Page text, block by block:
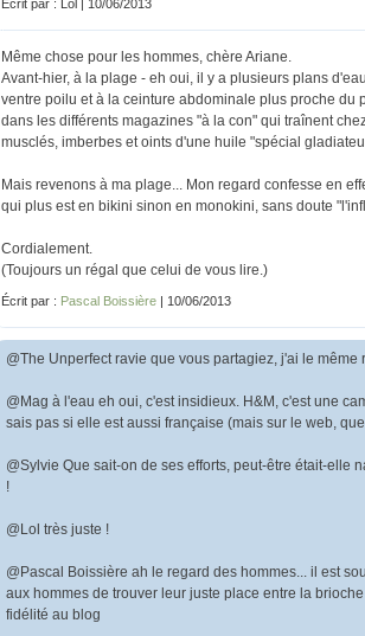
Écrit par : Lol | 10/06/2013
Même chose pour les hommes, chère Ariane.
Avant-hier, à la plage - eh oui, il y a plusieurs plans
ventre poilu et à la ceinture abdominale plus proche du
dans les différents magazines "à la con" qui traînent
musclés, imberbes et oints d'une huile "spécial
Mais revenons à ma plage... Mon regard confesse en
qui plus est en bikini sinon en monokini, sans doute
Cordialement.
(Toujours un régal que celui de vous lire.)
Écrit par : Pascal Boissière | 10/06/2013
@The Unperfect ravie que vous partagiez, j'ai le même
@Mag à l'eau eh oui, c'est insidieux. H&M, c'est une
sais pas si elle est aussi française (mais sur le web,
@Sylvie Que sait-on de ses efforts, peut-être était-elle
!
@Lol très juste !
@Pascal Boissière ah le regard des hommes... il est
aux hommes de trouver leur juste place entre la
fidélité au blog